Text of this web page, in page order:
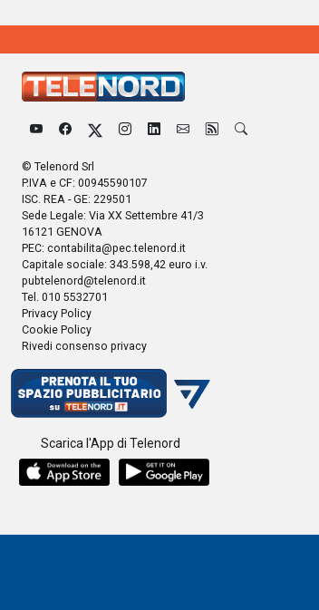
© Telenord Srl
P.IVA e CF: 00945590107
ISC. REA - GE: 229501
Sede Legale: Via XX Settembre 41/3
16121 GENOVA
PEC: contabilita@pec.telenord.it
Capitale sociale: 343.598,42 euro i.v.
pubtelenord@telenord.it
Tel. 010 5532701
Privacy Policy
Cookie Policy
Rivedi consenso privacy
Scarica l'App di Telenord